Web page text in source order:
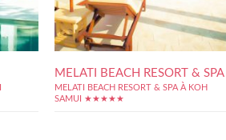
MELATI BEACH RESORT & SPA
MELATI BEACH RESORT & SPA À KOH
SAMUI ★★★★★